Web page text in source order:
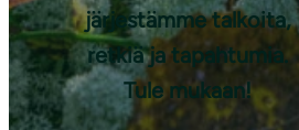
järjestämme talkoita,
retkiä ja tapahtumia.
Tule mukaan!